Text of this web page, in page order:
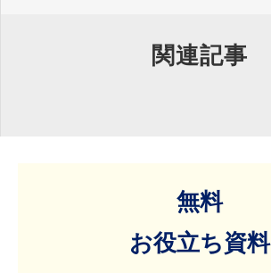
関連記事
無料
お役立ち資料